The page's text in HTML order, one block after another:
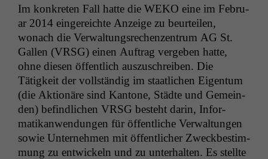
Im konkreten Fall hat­te die WEKO eine im Feb­ru­
ar 2014 ein­gere­ichte Anzeige zu beurteilen,
wonach die Ver­wal­tungsrechen­zen­trum AG St.
Gallen (VRSG) einen Auf­trag vergeben hat­te,
ohne diesen öffentlich auszuschreiben. Die
Tätigkeit der voll­ständig im staatlichen Eigen­tum
(die Aktionäre sind Kan­tone, Städte und Gemein­
den) befind­lichen VRSG beste­ht darin, Infor­
matikan­wen­dun­gen für öffentliche Ver­wal­tun­gen
sowie Unternehmen mit öffentlich­er Zweckbes­tim­
mung zu entwick­eln und zu unter­hal­ten. Es stellte